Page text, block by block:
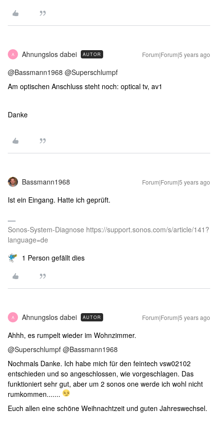
A Ahnungslos dabei AUTOR Forum|Forum|5 years ago
@Bassmann1968 @Superschlumpf
Am optischen Anschluss steht noch: optical tv, av1
Danke
Bassmann1968 Forum|Forum|5 years ago
Ist ein Eingang. Hatte ich geprüft.
Sonos-System-Diagnose https://support.sonos.com/s/article/141?
language=de
1 Person gefällt dies
A Ahnungslos dabei AUTOR Forum|Forum|5 years ago
Ahhh, es rumpelt wieder im Wohnzimmer.
@Superschlumpf @Bassmann1968
Nochmals Danke. Ich habe mich für den feintech vsw02102
entschieden und so angeschlossen, wie vorgeschlagen. Das
funktioniert sehr gut, aber um 2 sonos one werde ich wohl nicht
rumkommen.......
Euch allen eine schöne Weihnachtzeit und guten Jahreswechsel.